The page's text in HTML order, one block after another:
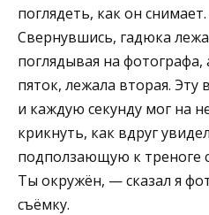
поглядеть, как он снимает.
Свернувшись, гадюка
поглядывая на фотографа,
пяток, лежала вторая.
и каждую секунду мог на
крикнуть, как вдруг
подползающую к треноге
Ты окружён, — сказал я
съёмку.